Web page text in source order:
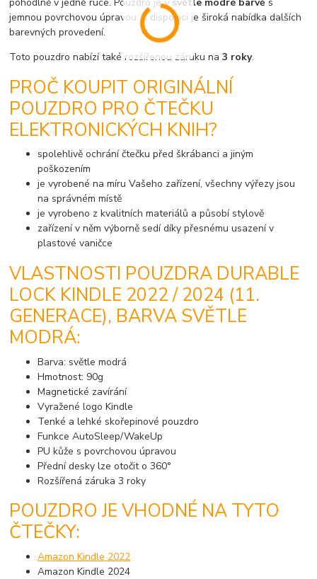
jemnou povrchovou úpravou. K dispozici je široká nabídka dalších
barevných provedení.
Toto pouzdro nabízí také rozšířenou záruku na3 roky.
PROČ KOUPIT ORIGINÁLNÍ
POUZDRO PRO ČTEČKU
ELEKTRONICKÝCH KNIH?
spolehlivě ochrání čtečku před škrábanci a jiným
poškozením
je vyrobené na míru Vašeho zařízení, všechny výřezy jsou
na správném místě
je vyrobeno z kvalitních materiálů a působí stylově
zařízení v něm výborně sedí díky přesnému usazení v
plastové vaničce
VLASTNOSTI POUZDRA DURABLE
LOCK KINDLE 2022 / 2024 (11.
GENERACE), BARVA SVĚTLE
MODRÁ:
Barva: světle modrá
Hmotnost: 90g
Magnetické zavírání
Vyražené logo Kindle
Tenké a lehké skořepinové pouzdro
Funkce AutoSleep/WakeUp
PU kůže s povrchovou úpravou
Přední desky lze otočit o 360°
Rozšířená záruka 3 roky
POUZDRO JE VHODNÉ NA TYTO
ČTEČKY:
Amazon Kindle 2022
Amazon Kindle 2024